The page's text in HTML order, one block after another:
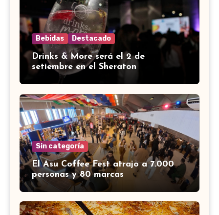
Bebidas Destacado
Drinks & More será el 2 de
setiembre en el Sheraton
Sin categoría
El Asu Coffee Fest atrajo a 7.000
personas y 80 marcas